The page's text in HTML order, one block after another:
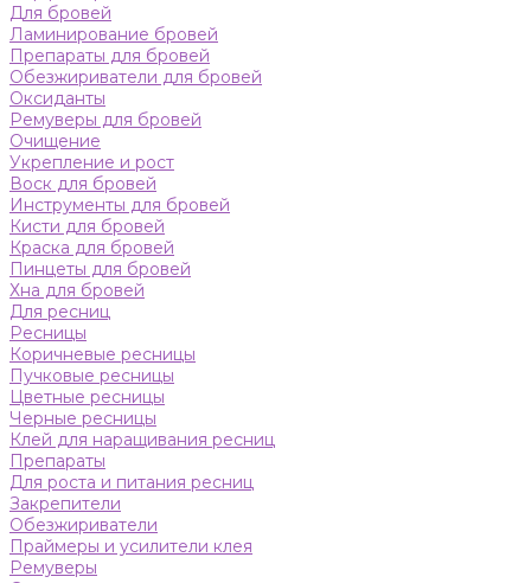
Для бровей
Ламинирование бровей
Препараты для бровей
Обезжириватели для бровей
Оксиданты
Ремуверы для бровей
Очищение
Укрепление и рост
Воск для бровей
Инструменты для бровей
Кисти для бровей
Краска для бровей
Пинцеты для бровей
Хна для бровей
Для ресниц
Ресницы
Коричневые ресницы
Пучковые ресницы
Цветные ресницы
Черные ресницы
Клей для наращивания ресниц
Препараты
Для роста и питания ресниц
Закрепители
Обезжириватели
Праймеры и усилители клея
Ремуверы